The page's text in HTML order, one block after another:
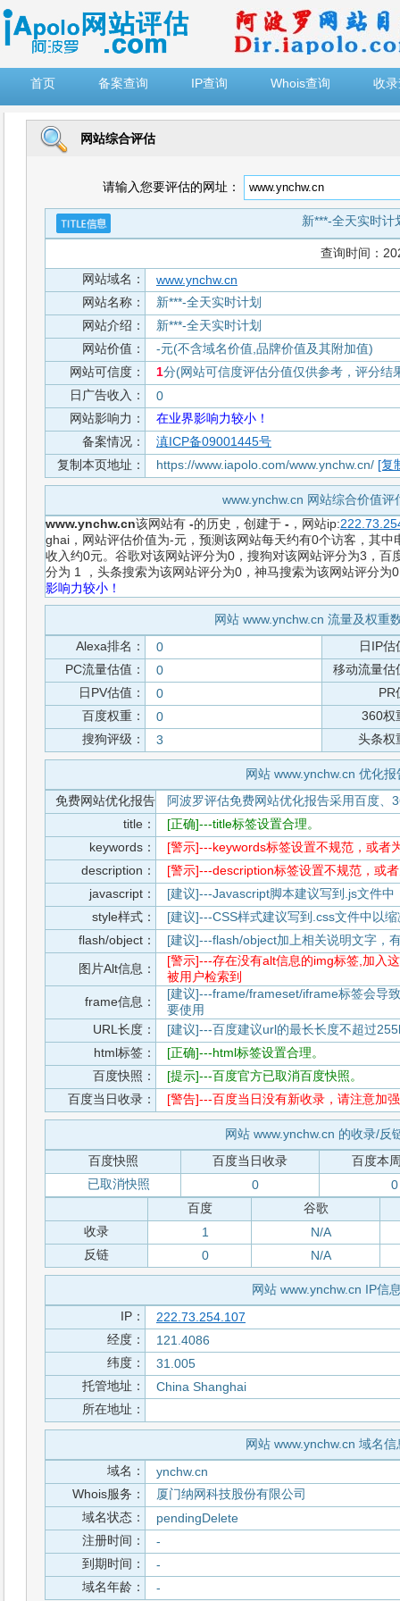
首页
备案查询 IP查询 Whois查询 收
网站综合评估
请输入您要评估的网址：
新***-全天实时计
查询时间：
网站域名：
www.ynchw.cn
网站名称：
新***-全天实时计划
网站介绍：
新***-全天实时计划
网站价值：
-元(不含域名价值,品牌价值及其附加值)
网站可信度：
1分(网站可信度评估分值仅供参考，评分结
日广告收入：
0
网站影响力：
在业界影响力较小！
备案情况：
滇ICP备09001445号
复制本页地址：
https://www.iapolo.com/www.ynchw.cn/ [复
www.ynchw.cn 网站综合价值评
www.ynchw.cn该网站有 -的历史，创建于 - ，网站ip:
ghai，网站评估价值为-元，预测该网站每天约有0个访客，其
收入约0元。谷歌对该网站评分为0，搜狗对该网站评分为3，百
分为 1 ，头条搜索为该网站评分为0，神马搜索为该网站评分为
影响力较小！
网站 www.ynchw.cn 流量及权重
Alexa排名：
0
日IP估
PC流量估值：
0
移动流量估
日PV估值：
0
PR
百度权重：
0
360权
搜狗评级：
3 头条权
网站 www.ynchw.cn 优化报
免费网站优化报告
阿波罗评估免费网站优化报告采用百度、
title：
[正确]---title标签设置合理。
keywords：
[警示]---keywords标签设置不规范，或者
description：
[警示]---description标签设置不规范，或
javascript：
[建议]---Javascript脚本建议写到.js文件中
style样式：
[建议]---CSS样式建议写到.css文件中以
flash/object：
[建议]---flash/object加上相关说明文字，
图片Alt信息：
[警示]---存在没有alt信息的img标签,加入
被用户检索到
frame信息：
[建议]---frame/frameset/iframe标签会导
要使用
URL长度：
[建议]---百度建议url的最长长度不超过
html标签：
[正确]---html标签设置合理。
百度快照：
[提示]---百度官方已取消百度快照。
百度当日收录：
[警告]---百度当日没有新收录，请注意加
网站 www.ynchw.cn 的收录/反
百度快照
百度当日收录
百度本
已取消快照
0
0
百度
谷歌
收录
1
N/A
反链
0 N/A
网站 www.ynchw.cn IP信
IP：
222.73.254.107
经度：
121.4086
纬度：
31.005
托管地址：
China Shanghai
所在地址：
网站 www.ynchw.cn 域名信
域名：
ynchw.cn
Whois服务：
厦门纳网科技股份有限公司
域名状态：
pendingDelete
注册时间：
-
到期时间：
-
域名年龄：
-